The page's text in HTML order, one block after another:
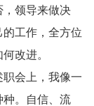
，领导来做决
工作，全方位
改进。
会上，我像一
种。自信、流